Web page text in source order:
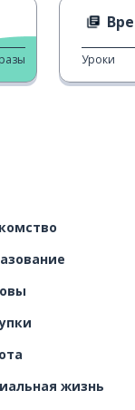
жизнь
Уроки